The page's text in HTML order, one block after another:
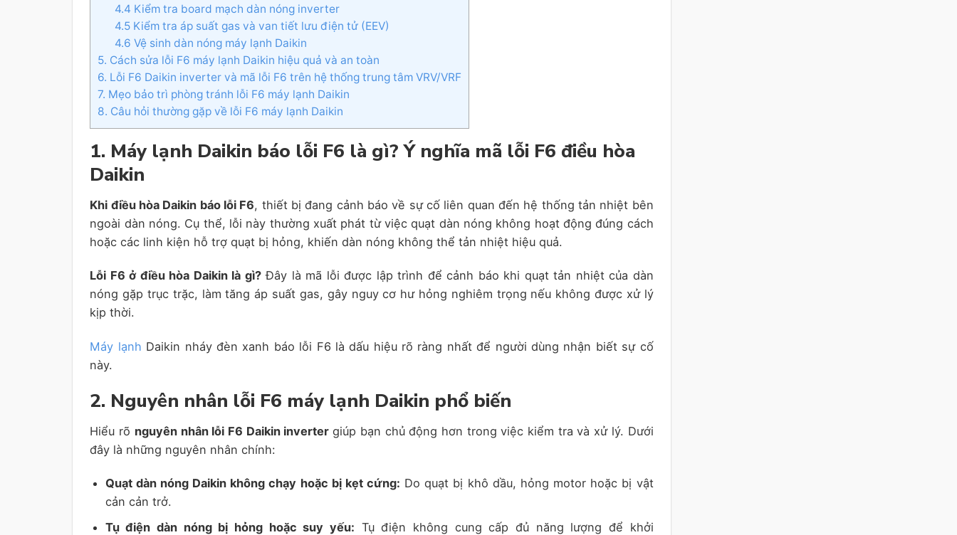
4.4 Kiểm tra board mạch dàn nóng inverter
4.5 Kiểm tra áp suất gas và van tiết lưu điện tử (EEV)
4.6 Vệ sinh dàn nóng máy lạnh Daikin
5. Cách sửa lỗi F6 máy lạnh Daikin hiệu quả và an toàn
6. Lỗi F6 Daikin inverter và mã lỗi F6 trên hệ thống trung tâm VRV/VRF
7. Mẹo bảo trì phòng tránh lỗi F6 máy lạnh Daikin
8. Câu hỏi thường gặp về lỗi F6 máy lạnh Daikin
1. Máy lạnh Daikin báo lỗi F6 là gì? Ý nghĩa mã lỗi F6 điều hòa
Daikin
Khi điều hòa Daikin báo lỗi F6, thiết bị đang cảnh báo về sự cố liên quan đến hệ thống tản nhiệt bên
ngoài dàn nóng. Cụ thể, lỗi này thường xuất phát từ việc quạt dàn nóng không hoạt động đúng cách
hoặc các linh kiện hỗ trợ quạt bị hỏng, khiến dàn nóng không thể tản nhiệt hiệu quả.
Lỗi F6 ở điều hòa Daikin là gì?Đây là mã lỗi được lập trình để cảnh báo khi quạt tản nhiệt của dàn
nóng gặp trục trặc, làm tăng áp suất gas, gây nguy cơ hư hỏng nghiêm trọng nếu không được xử lý
kịp thời.
Máy lạnh Daikin nháy đèn xanh báo lỗi F6 là dấu hiệu rõ ràng nhất để người dùng nhận biết sự cố
này.
2. Nguyên nhân lỗi F6 máy lạnh Daikin phổ biến
Hiểu rõ nguyên nhân lỗi F6 Daikin invertergiúp bạn chủ động hơn trong việc kiểm tra và xử lý. Dưới
đây là những nguyên nhân chính:
Quạt dàn nóng Daikin không chạy hoặc bị kẹt cứng: Do quạt bị khô dầu, hỏng motor hoặc bị vật
cản cản trở.
Tụ điện dàn nóng bị hỏng hoặc suy yếu: Tụ điện không cung cấp đủ năng lượng để khởi